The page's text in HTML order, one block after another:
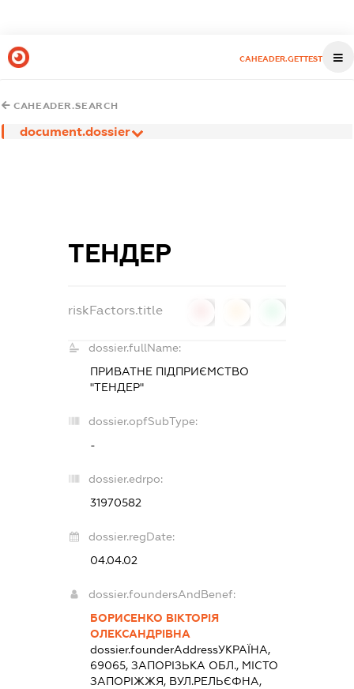
CAHEADER.GETTEST
CAHEADER.SEARCH
document.dossier
ТЕНДЕР
riskFactors.title
dossier.fullName:
ПРИВАТНЕ ПІДПРИЄМСТВО
"ТЕНДЕР"
dossier.opfSubType:
-
dossier.edrpo:
31970582
dossier.regDate:
04.04.02
dossier.foundersAndBenef:
БОРИСЕНКО ВІКТОРІЯ
ОЛЕКСАНДРІВНА
dossier.founderAddressУКРАЇНА,
69065, ЗАПОРІЗЬКА ОБЛ., МІСТО
ЗАПОРІЖЖЯ, ВУЛ.РЕЛЬЄФНА,